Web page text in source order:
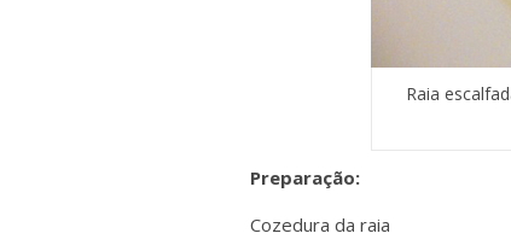
Raia
Preparação:
Cozedura da raia